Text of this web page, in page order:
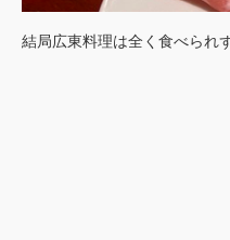
結局広東料理は全く食べられ